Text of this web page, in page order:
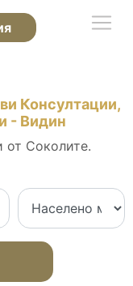
Консултации,
- Видин
от Соколите.